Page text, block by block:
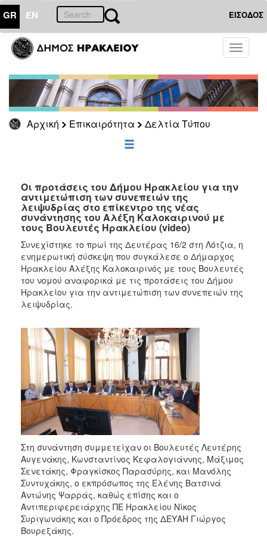
GR EN ΕΙΣΟΔΟΣ
Toggle
Αρχική Επικαιρότητα Δελτία Τύπου
ΕΠΙΚΑΙΡΟΤΗΤΑ
Τύπου
Αρχείο
ΕΠΙΣΚΕΠΤΗΣ
ΗΡΑΚΛΕΙΟ
Οι προτάσεις του Δήμου Ηρακλείου για την
αντιμετώπιση των συνεπειών της
λειψυδρίας στο επίκεντρο της νέας
συνάντησης του Αλέξη Καλοκαιρινού με
τους Βουλευτές Ηρακλείου (video)
Συνεχίστηκε το πρωί της Δευτέρας 16/2 στη Λότζια, η
ενημερωτική σύσκεψη που συγκάλεσε ο Δήμαρχος
Ηρακλείου Αλέξης Καλοκαιρινός με τους Βουλευτές
του νομού αναφορικά με τις προτάσεις του Δήμου
Ηρακλείου για την αντιμετώπιση των συνεπειών της
λειψυδρίας.
Στη συνάντηση συμμετείχαν οι Βουλευτές Λευτέρης
Αυγενάκης, Κωνσταντίνος Κεφαλογιάννης, Μάξιμος
Σενετάκης, Φραγκίσκος Παρασύρης, και Μανόλης
Συντυχάκης, ο εκπρόσωπος της Ελένης Βατσινά
Αντώνης Ψαρράς, καθώς επίσης και ο
Αντιπεριφερειάρχης ΠΕ Ηρακλείου Νίκος
Συριγωνάκης και ο Πρόεδρος της ΔΕΥΑΗ Γιώργος
Βουρεξάκης.